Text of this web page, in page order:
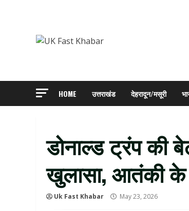
HOME उत्तराखंड देहरादून/मसूरी
डोनाल्ड ट्रंप की
खुलासा, आतंकी के
Uk Fast Khabar May 23, 2026